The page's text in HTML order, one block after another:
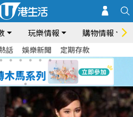
玩樂情報 購物情報
話 娛樂新聞 定期存款